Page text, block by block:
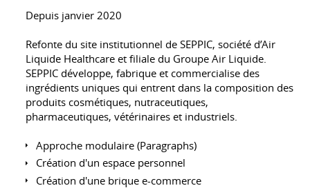
Depuis janvier 2020
Refonte du site institutionnel de SEPPIC, société d’Air
Liquide Healthcare et filiale du Groupe Air Liquide.
SEPPIC développe, fabrique et commercialise des
ingrédients uniques qui entrent dans la composition des
produits cosmétiques, nutraceutiques,
pharmaceutiques, vétérinaires et industriels.
Approche modulaire (Paragraphs)
Création d'un espace personnel
Création d'une brique e-commerce